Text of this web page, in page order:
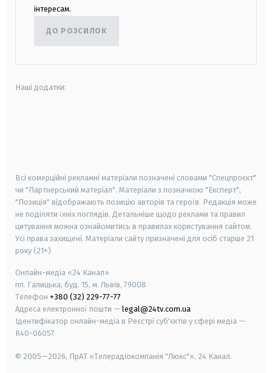
інтересам.
ДО РОЗСИЛОК
Наші додатки:
Всі комерційні рекламні матеріали позначені словами "Спецпроєкт"
чи "Партнерський матеріал". Матеріали з позначкою "Експерт",
"Позиція" відображають позицію авторів та героїв. Редакція може
не поділяти їхніх поглядів. Детальніше щодо реклами та правил
цитування можна ознайомитись в правилах користування сайтом.
Усі права захищені. Матеріали сайту призначені для осіб старше 21
року (21+)
Онлайн-медіа «24 Канал»
пл. Галицька, буд. 15, м. Львів, 79008
Телефон +380 (32) 229-77-77
Адреса електронної пошти — legal@24tv.com.ua
Ідентифікатор онлайн-медіа в Реєстрі суб'єктів у сфері медіа —
R40-06057
© 2005—2026, ПрАТ «Телерадіокомпанія "Люкс"», 24 Канал.